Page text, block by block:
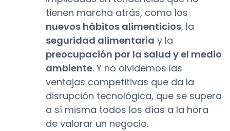
tienen marcha atrás, como los
nuevos hábitos alimenticios, la
seguridad alimentaria y la
preocupación por la salud y el medio
ambiente. Y no olvidemos las
ventajas competitivas que da la
disrupción tecnológica, que se supera
a sí misma todos los días a la hora
de valorar un negocio.